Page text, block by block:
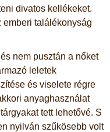
divatos kellékeket.
emberi találékonyság
nem pusztán a nőket
leletek
és viselete régre
anyaghasználat
tett lehetővé. S
nyilván szűkösebb volt